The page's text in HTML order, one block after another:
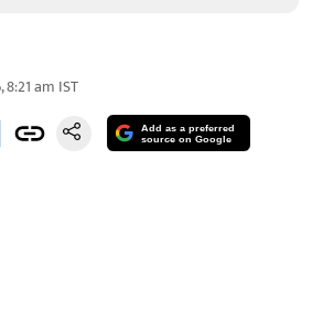
8:21 am IST
Add as a preferred
source on Google